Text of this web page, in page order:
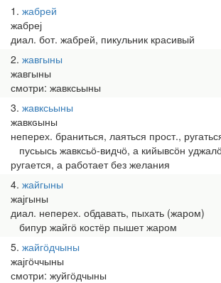
1 жабрей
жабреј
диал. бот. жабрей, пикульник красивый
2 жавгыны
жавгыны
смотри: жавксьыны
3 жавксьыны
жавкԍыны
неперех. браниться, лаяться прост.,
пусьысь жавксьӧ-видчӧ, а кийывсӧн
ругается, а работает без желания
4 жайгыны
жајгыны
диал. неперех. обдавать, пыхать (жаром)
бипур жайгӧ костёр пышет жаром
5 жайгӧдчыны
жајгӧччыны
смотри: жуйгӧдчыны